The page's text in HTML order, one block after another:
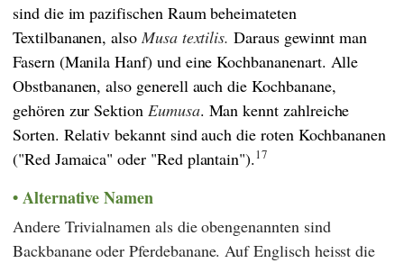
sind die im pazifischen Raum beheimateten
Textilbananen, also Musa textilis. Daraus gewinnt man
Fasern (Manila Hanf) und eine Kochbananenart. Alle
Obstbananen, also generell auch die Kochbanane,
gehören zur Sektion Eumusa. Man kennt zahlreiche
Sorten. Relativ bekannt sind auch die roten Kochbananen
("Red Jamaica" oder "Red plantain").17
Alternative Namen
Andere Trivialnamen als die obengenannten sind
Backbanane oder Pferdebanane. Auf Englisch heisst die